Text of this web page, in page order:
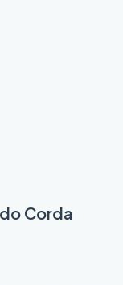
Corda